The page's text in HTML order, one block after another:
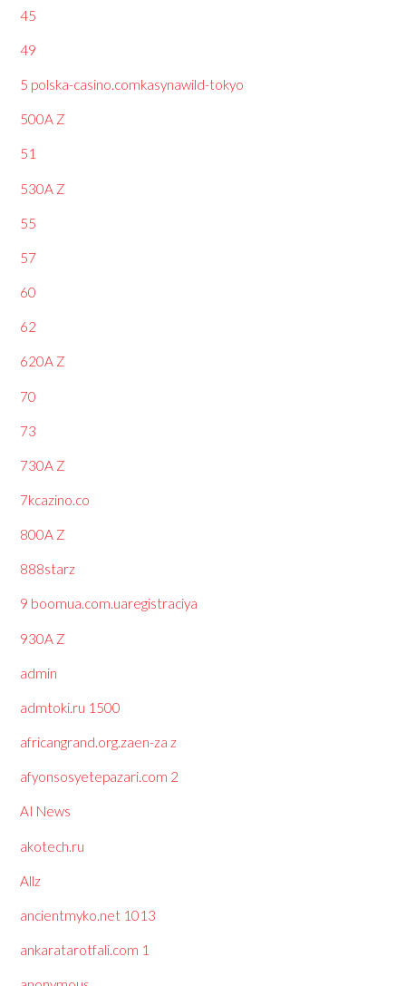
45
49
5 polska-casino.comkasynawild-tokyo
500A Z
51
530A Z
55
57
60
62
620A Z
70
73
730A Z
7kcazino.co
800A Z
888starz
9 boomua.com.uaregistraciya
930A Z
admin
admtoki.ru 1500
africangrand.org.zaen-za z
afyonsosyetepazari.com 2
AI News
akotech.ru
Allz
ancientmyko.net 1013
ankaratarotfali.com 1